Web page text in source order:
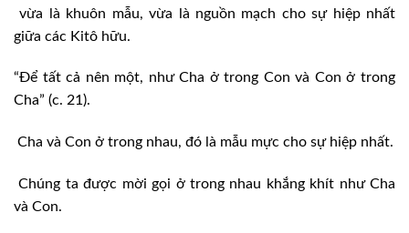
vừa là khuôn mẫu, vừa là nguồn mạch cho sự hiệp nhất
giữa các Kitô hữu.
“Để tất cả nên một, như Cha ở trong Con và Con ở trong
Cha” (c. 21).
Cha và Con ở trong nhau, đó là mẫu mực cho sự hiệp nhất.
Chúng ta được mời gọi ở trong nhau khắng khít như Cha
và Con.